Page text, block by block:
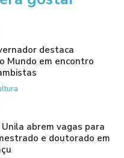
destaca
Mundo em encontro
abrem vagas para
e doutorado em